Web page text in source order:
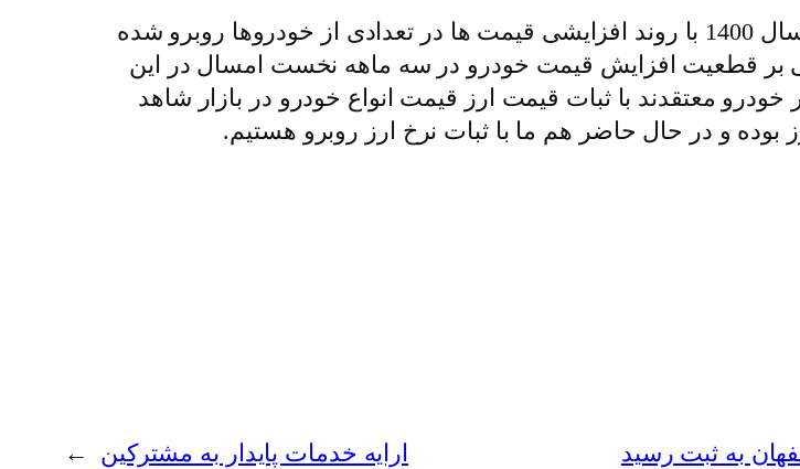
بازار خرید و فروش خودرو در نخستین روزهای فعالیت خود در سال 1400 با روند افزایشی قیمت ها در تعدادی از خودروها روبرو شده
بر قطعیت افزایش قیمت خودرو در سه ماهه نخست امسال در این
معتقدند با ثبات قیمت ارز قیمت انواع خودرو در بازار شاهد
بوده و در حال حاضر هم ما با ثبات نرخ ارز روبرو هستیم.
ارایه خدمات پایدار به مشترکین →